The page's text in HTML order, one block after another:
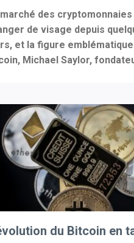
marché des
de visage depuis
et la figure
Michael Saylor,
du Bitcoin en